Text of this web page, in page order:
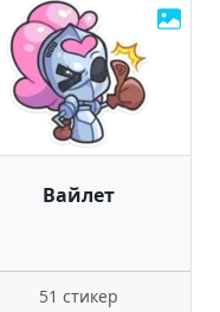
Вайлет
51 стикер